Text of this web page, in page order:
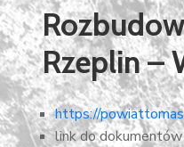
Rzeplin –
https://
link do